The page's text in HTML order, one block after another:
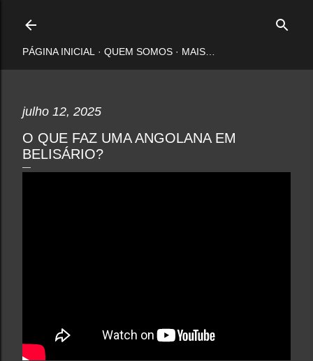
PÁGINA INICIAL QUEM SOMOS MAIS…
julho 12, 2025
O QUE FAZ UMA ANGOLANA EM
BELISÁRIO?